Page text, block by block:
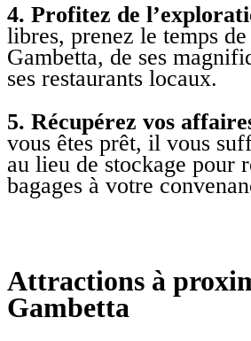
4. Profitez de
libres, prenez le temps
Gambetta, de ses
ses restaurants locaux.
5. Récupérez vos
vous êtes prêt, il vous
au lieu de stockage pour
bagages à votre
Attractions à
Gambetta